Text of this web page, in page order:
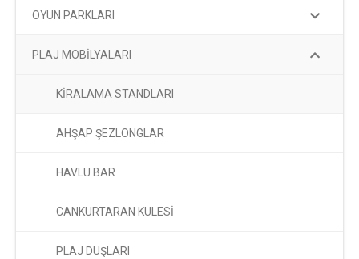
OYUN PARKLARI
PLAJ MOBİLYALARI
KİRALAMA STANDLARI
AHŞAP ŞEZLONGLAR
HAVLU BAR
CANKURTARAN KULESİ
PLAJ DUŞLARI